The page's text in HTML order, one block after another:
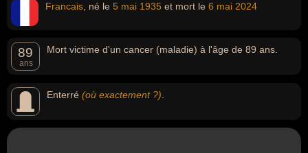
Francais , né le 5 mai 1935 et mort le 6 mai 2024
89
ans
Mort victime d'un cancer (maladie) à l'âge de 89 ans.
Enterré (où exactement ?)